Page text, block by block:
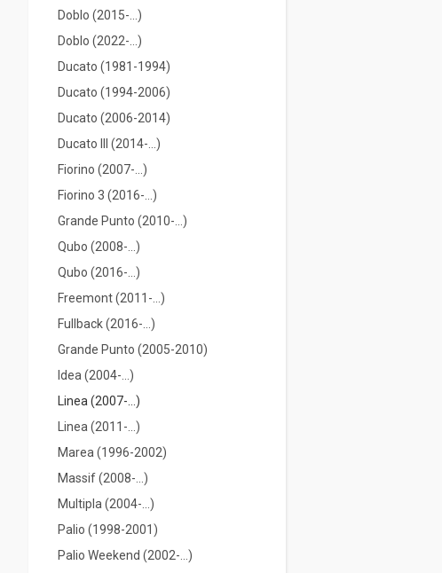
Doblo (2015-...)
Doblo (2022-…)
Ducato (1981-1994)
Ducato (1994-2006)
Ducato (2006-2014)
Ducato III (2014-...)
Fiorino (2007-...)
Fiorino 3 (2016-...)
Grande Punto (2010-...)
Qubo (2008-...)
Qubo (2016-...)
Freemont (2011-...)
Fullback (2016-…)
Grande Punto (2005-2010)
Idea (2004-...)
Linea (2007-...)
Linea (2011-...)
Marea (1996-2002)
Massif (2008-...)
Multipla (2004-...)
Palio (1998-2001)
Palio Weekend (2002-...)